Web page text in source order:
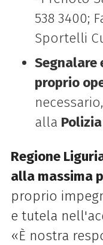
538 3400;
Sportelli
Segnalare
proprio
alla
Regione
alla massima
proprio
e tutela
«È nostra